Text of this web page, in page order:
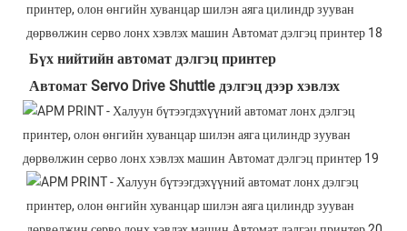
Бүх нийтийн автомат дэлгэц принтер
Автомат Servo Drive Shuttle дэлгэц дээр хэвлэх